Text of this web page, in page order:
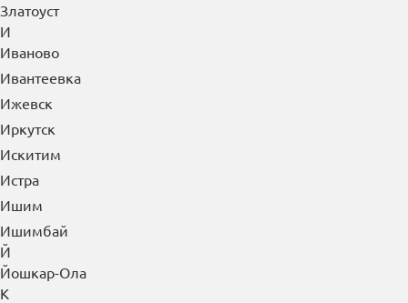
Златоуст
И
Иваново
Ивантеевка
Ижевск
Иркутск
Искитим
Истра
Ишим
Ишимбай
Й
Йошкар-Ола
К